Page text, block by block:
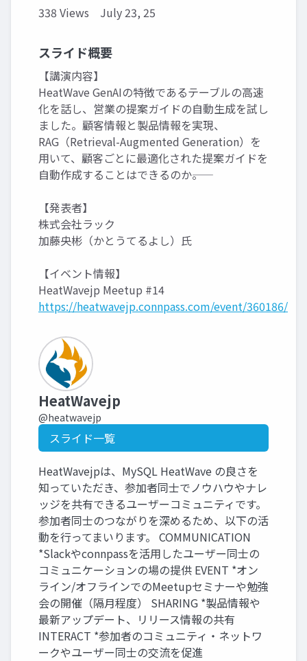
338 Views July 23, 25
スライド概要
【講演内容】
HeatWave GenAIの特徴であるテーブルの高速
化を話し、営業の提案ガイドの自動生成を試し
ました。顧客情報と製品情報を実現、
RAG（Retrieval-Augmented Generation）を
用いて、顧客ごとに最適化された提案ガイドを
自動作成することはできるのか――。
【発表者】
株式会社ラック
加藤央彬（かとうてるよし）氏
【イベント情報】
HeatWavejp Meetup #14
https://heatwavejp.connpass.com/event/360186/
HeatWavejp
@heatwavejp
スライド一覧
HeatWavejpは、MySQL HeatWave の良さを
知っていただき、参加者同士でノウハウやナレ
ッジを共有できるユーザーコミュニティです。
参加者同士のつながりを深めるため、以下の活
動を行ってまいります。 COMMUNICATION
*Slackやconnpassを活用したユーザー同士の
コミュニケーションの場の提供 EVENT *オン
ライン/オフラインでのMeetupセミナーや勉強
会の開催（隔月程度） SHARING *製品情報や
最新アップデート、リリース情報の共有
INTERACT *参加者のコミュニティ・ネットワ
ークやユーザー同士の交流を促進